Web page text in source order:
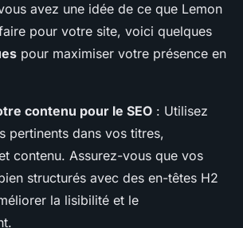
avez une idée de ce que Lemon
pour votre site, voici quelques
pour maximiser votre présence en
contenu pour le SEO : Utilisez
pertinents dans vos titres,
contenu. Assurez-vous que vos
structurés avec des en-têtes H2
la lisibilité et le